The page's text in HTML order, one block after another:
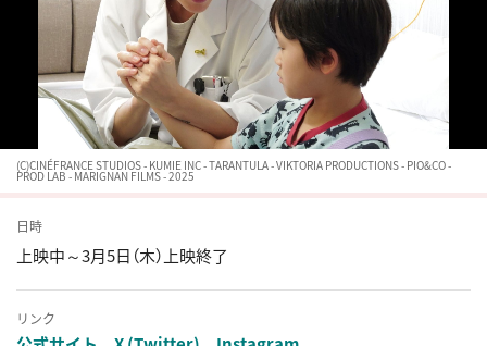
(C)CINÉFRANCE STUDIOS - KUMIE INC - TARANTULA - VIKTORIA PRODUCTIONS - PIO&CO -
PROD LAB - MARIGNAN FILMS - 2025
日時
上映中～3月5日（木）上映終了
リンク